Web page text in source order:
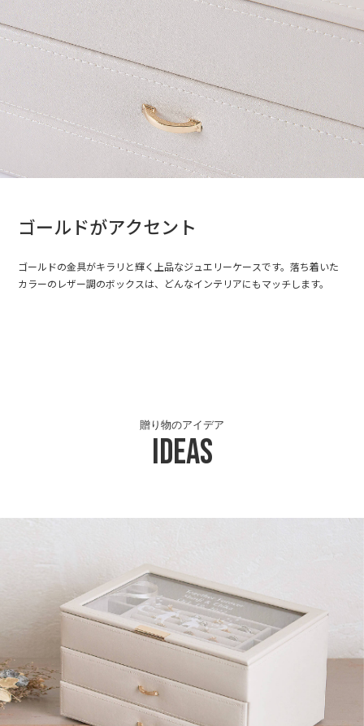
ゴールドがアクセント
ゴールドの金具がキラリと輝く上品なジュエリーケースです。落ち着いた
カラーのレザー調のボックスは、どんなインテリアにもマッチします。
Ideas
贈り物のアイデア